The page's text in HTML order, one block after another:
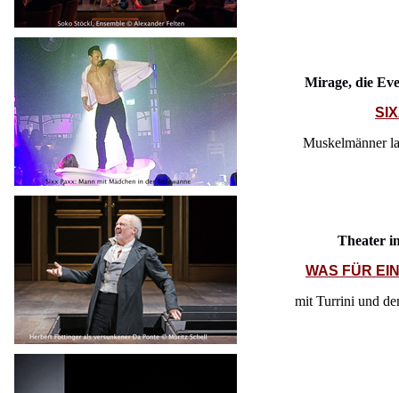
Mirage, die
Muskelmänner
Theater
WAS FÜR
mit Turrini und